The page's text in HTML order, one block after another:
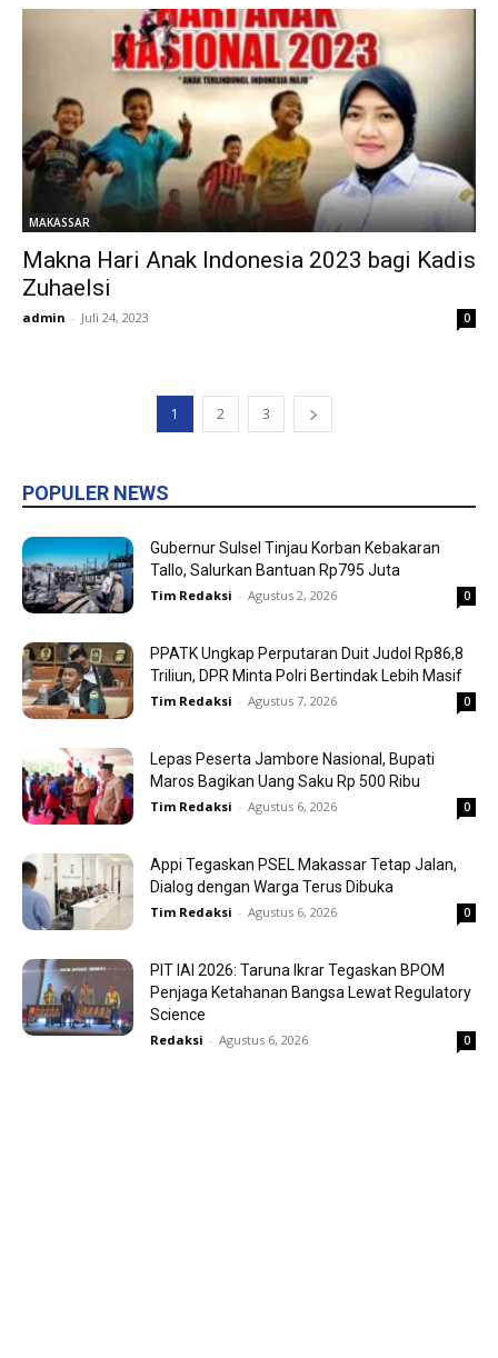
MAKASSAR
Makna Hari Anak Indonesia 2023 bagi Kadis
Zuhaelsi
admin - Juli 24, 2023 0
1 2 3
POPULER NEWS
Gubernur Sulsel Tinjau Korban Kebakaran
Tallo, Salurkan Bantuan Rp795 Juta
Tim Redaksi - Agustus 2, 2026 0
PPATK Ungkap Perputaran Duit Judol Rp86,8
Triliun, DPR Minta Polri Bertindak Lebih Masif
Tim Redaksi - Agustus 7, 2026 0
Lepas Peserta Jambore Nasional, Bupati
Maros Bagikan Uang Saku Rp 500 Ribu
Tim Redaksi - Agustus 6, 2026 0
Appi Tegaskan PSEL Makassar Tetap Jalan,
Dialog dengan Warga Terus Dibuka
Tim Redaksi - Agustus 6, 2026 0
PIT IAI 2026: Taruna Ikrar Tegaskan BPOM
Penjaga Ketahanan Bangsa Lewat Regulatory
Science
Redaksi - Agustus 6, 2026 0